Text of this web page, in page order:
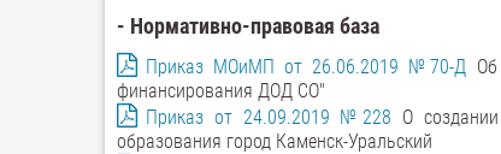
- Нормативно-правовая база
Приказ МОиМП от 26.06.2019 №70-Д
финансирования ДОД СО"
Приказ от 24.09.2019 №228 О
образования город Каменск-Уральский